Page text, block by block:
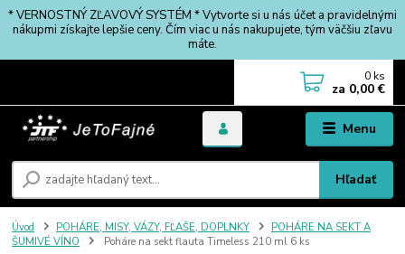
* VERNOSTNÝ ZĽAVOVÝ SYSTÉM * Vytvorte si u nás účet a pravidelnými
nákupmi získajte lepšie ceny. Čím viac u nás nakupujete, tým väčšiu zľavu
máte.
Menu
Hľadať
0 ks
za 0,00 €
Úvod POHÁRE, MISY, VÁZY, FĽAŠE, DOPLNKY
POHÁRE NA SEKT A
ŠUMIVÉ VÍNO
Poháre na sekt flauta Timeless 210 ml 6 ks